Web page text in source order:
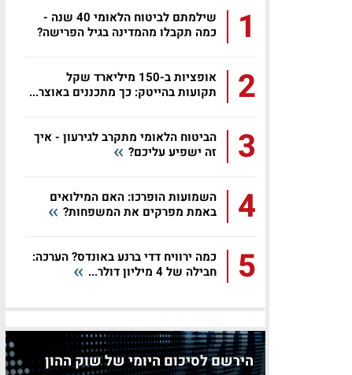
1
שילמתם לביטוח הלאומי 40 שנה -
כמה תקבלו מהמדינה בגיל הפרישה?
2
אופציות ב-150 מיליארד שקל
תקועות בהייטק: כך מתכננים באוצר...
3
הביטוח הלאומי מתקרב לגירעון - איך
זה ישפיע עליכם?
4
השמועות הופרכו: האם המילואים
באמת מפרקים את המשפחות?
5
כמה ירוויח דדי ברנע באונדס? הערכה:
חבילה של 4 מיליון דולר...
הירשם לסיכום היומי של שוק ההון